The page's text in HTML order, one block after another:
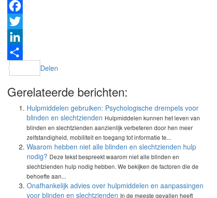
Facebook
Twitter
LinkedIn
Delen
Gerelateerde berichten:
Hulpmiddelen gebruiken: Psychologische drempels voor
blinden en slechtzienden Hulpmiddelen kunnen het leven van
blinden en slechtzienden aanzienlijk verbeteren door hen meer
zelfstandigheid, mobiliteit en toegang tot informatie te...
Waarom hebben niet alle blinden en slechtzienden hulp
nodig? Deze tekst bespreekt waarom niet alle blinden en
slechtzienden hulp nodig hebben. We bekijken de factoren die de
behoefte aan...
Onafhankelijk advies over hulpmiddelen en aanpassingen
voor blinden en slechtzienden In de meeste gevallen heeft